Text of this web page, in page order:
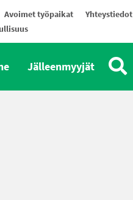
Avoimet työpaikat
Yhteystiedot
Jälleenmyyjät